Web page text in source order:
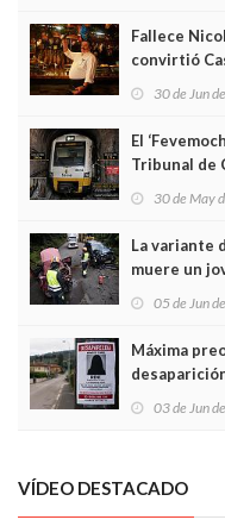
Fallece
convirtió
Asturias en
30 de Jun
El
Tribunal de
sobrecoste
30 de May
La variante
muere un
frontal
05 de Jun
Máxima
03 de Jun
VÍDEO DESTACADO